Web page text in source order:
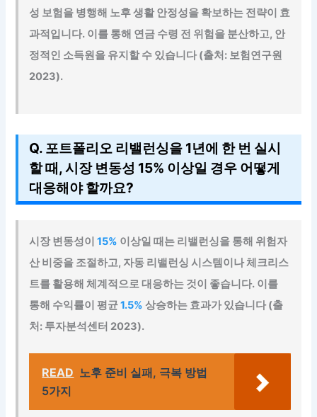
성 보험을 병행해 노후 생활 안정성을 확보하는 전략이 효
과적입니다. 이를 통해 연금 수령 전 위험을 분산하고, 안
정적인 소득원을 유지할 수 있습니다 (출처: 보험연구원
2023).
Q. 포트폴리오 리밸런싱을 1년에 한 번 실시
할 때, 시장 변동성 15% 이상일 경우 어떻게
대응해야 할까요?
시장 변동성이15% 이상일 때는 리밸런싱을 통해 위험자
산 비중을 조절하고, 자동 리밸런싱 시스템이나 체크리스
트를 활용해 체계적으로 대응하는 것이 좋습니다. 이를
통해 수익률이 평균1.5% 상승하는 효과가 있습니다 (출
처: 투자분석센터 2023).
READ 노후 준비 실패, 극복 방법
5가지